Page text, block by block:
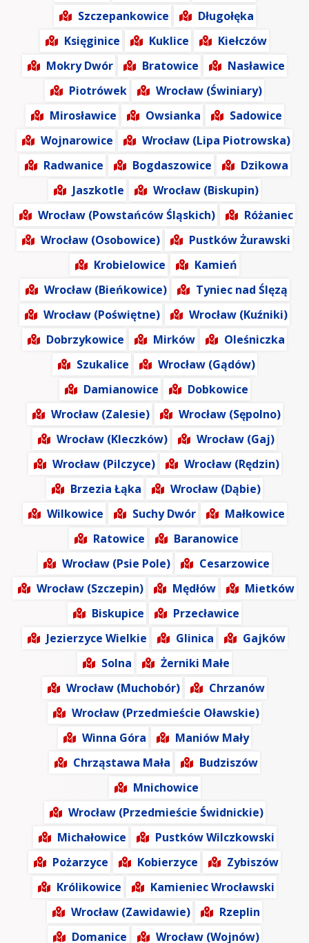
Szczepankowice
Długołęka
Księginice
Kuklice
Kiełczów
Mokry Dwór
Bratowice
Nasławice
Piotrówek
Wrocław (Świniary)
Mirosławice
Owsianka
Sadowice
Wojnarowice
Wrocław (Lipa Piotrowska)
Radwanice
Bogdaszowice
Dzikowa
Jaszkotle
Wrocław (Biskupin)
Wrocław (Powstańców Śląskich)
Różaniec
Wrocław (Osobowice)
Pustków Żurawski
Krobielowice
Kamień
Wrocław (Bieńkowice)
Tyniec nad Ślęzą
Wrocław (Poświętne)
Wrocław (Kuźniki)
Dobrzykowice
Mirków
Oleśniczka
Szukalice
Wrocław (Gądów)
Damianowice
Dobkowice
Wrocław (Zalesie)
Wrocław (Sępolno)
Wrocław (Kleczków)
Wrocław (Gaj)
Wrocław (Pilczyce)
Wrocław (Rędzin)
Brzezia Łąka
Wrocław (Dąbie)
Wilkowice
Suchy Dwór
Małkowice
Ratowice
Baranowice
Wrocław (Psie Pole)
Cesarzowice
Wrocław (Szczepin)
Mędłów
Mietków
Biskupice
Przecławice
Jezierzyce Wielkie
Glinica
Gajków
Solna
Żerniki Małe
Wrocław (Muchobór)
Chrzanów
Wrocław (Przedmieście Oławskie)
Winna Góra
Maniów Mały
Chrząstawa Mała
Budziszów
Mnichowice
Wrocław (Przedmieście Świdnickie)
Michałowice
Pustków Wilczkowski
Pożarzyce
Kobierzyce
Zybiszów
Królikowice
Kamieniec Wrocławski
Wrocław (Zawidawie)
Rzeplin
Domanice
Wrocław (Wojnów)